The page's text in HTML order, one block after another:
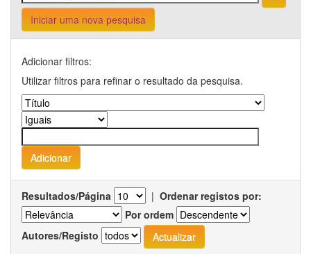
Iniciar uma nova pesquisa
Adicionar filtros:
Utilizar filtros para refinar o resultado da pesquisa.
Resultados/Página | Ordenar registos por:
Por ordem
Autores/Registo